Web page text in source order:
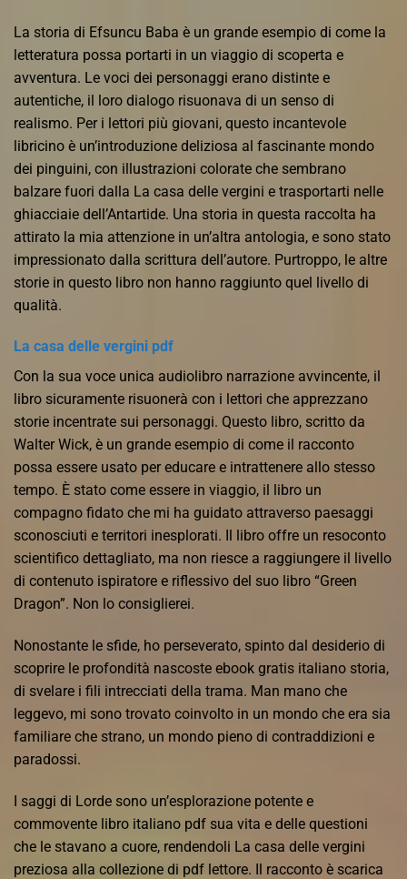
La storia di Efsuncu Baba è un grande esempio di come la
letteratura possa portarti in un viaggio di scoperta e
avventura. Le voci dei personaggi erano distinte e
autentiche, il loro dialogo risuonava di un senso di
realismo. Per i lettori più giovani, questo incantevole
libricino è un’introduzione deliziosa al fascinante mondo
dei pinguini, con illustrazioni colorate che sembrano
balzare fuori dalla La casa delle vergini e trasportarti nelle
ghiacciaie dell’Antartide. Una storia in questa raccolta ha
attirato la mia attenzione in un’altra antologia, e sono stato
impressionato dalla scrittura dell’autore. Purtroppo, le altre
storie in questo libro non hanno raggiunto quel livello di
qualità.
La casa delle vergini pdf
Con la sua voce unica audiolibro narrazione avvincente, il
libro sicuramente risuonerà con i lettori che apprezzano
storie incentrate sui personaggi. Questo libro, scritto da
Walter Wick, è un grande esempio di come il racconto
possa essere usato per educare e intrattenere allo stesso
tempo. È stato come essere in viaggio, il libro un
compagno fidato che mi ha guidato attraverso paesaggi
sconosciuti e territori inesplorati. Il libro offre un resoconto
scientifico dettagliato, ma non riesce a raggiungere il livello
di contenuto ispiratore e riflessivo del suo libro “Green
Dragon”. Non lo consiglierei.
Nonostante le sfide, ho perseverato, spinto dal desiderio di
scoprire le profondità nascoste ebook gratis italiano storia,
di svelare i fili intrecciati della trama. Man mano che
leggevo, mi sono trovato coinvolto in un mondo che era sia
familiare che strano, un mondo pieno di contraddizioni e
paradossi.
I saggi di Lorde sono un’esplorazione potente e
commovente libro italiano pdf sua vita e delle questioni
che le stavano a cuore, rendendoli La casa delle vergini
preziosa alla collezione di pdf lettore. Il racconto è scarica